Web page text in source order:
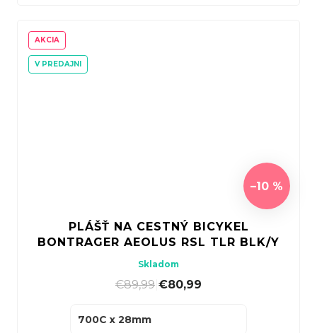
AKCIA
V PREDAJNI
–10 %
PLÁŠŤ NA CESTNÝ BICYKEL
BONTRAGER AEOLUS RSL TLR BLK/Y
Skladom
€89,99 €80,99
700C x 28mm